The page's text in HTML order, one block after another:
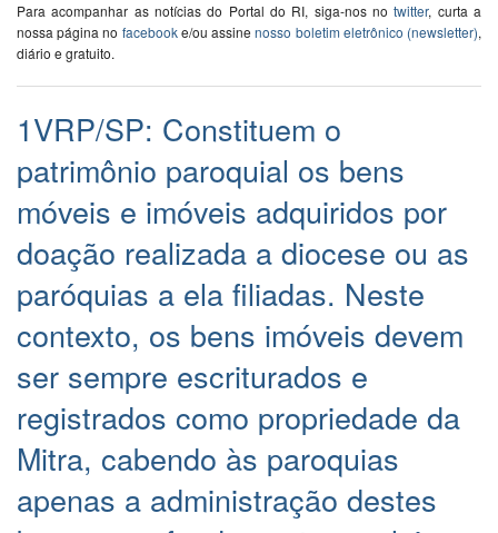
Para acompanhar as notícias do Portal do RI, siga-nos notwitter, curta a
nossa página no facebooke/ou assinenosso boletim eletrônico (newsletter),
diário e gratuito.
1VRP/SP: Constituem o
patrimônio paroquial os bens
móveis e imóveis adquiridos por
doação realizada a diocese ou as
paróquias a ela filiadas. Neste
contexto, os bens imóveis devem
ser sempre escriturados e
registrados como propriedade da
Mitra, cabendo às paroquias
apenas a administração destes